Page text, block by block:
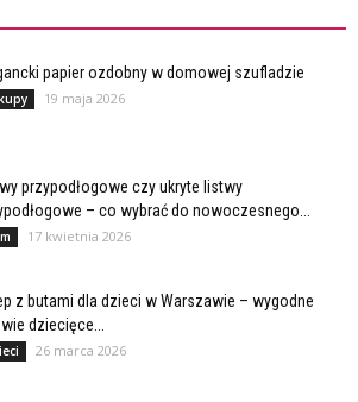
papier ozdobny w domowej szufladzie
19 maja 2026
przypodłogowe czy ukryte listwy
– co wybrać do nowoczesnego...
17 kwietnia 2026
z butami dla dzieci w Warszawie – wygodne
dziecięce...
26 marca 2026